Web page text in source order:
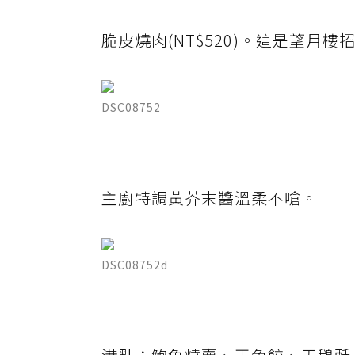
脆皮燒肉(NT$520)。這是望月樓
DSC08752
主廚特調黃芥末醬溫柔不嗆。
DSC08752d